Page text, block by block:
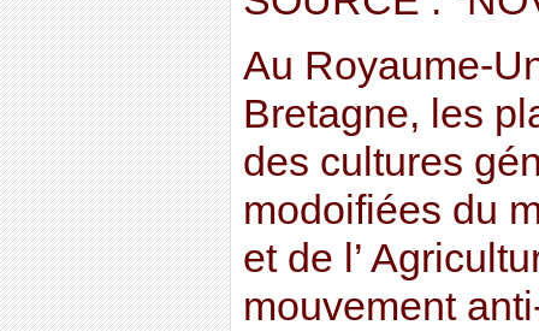
Au Royaume-
Bretagne, les
des cultures
modoifiées du
et de l’
mouvement